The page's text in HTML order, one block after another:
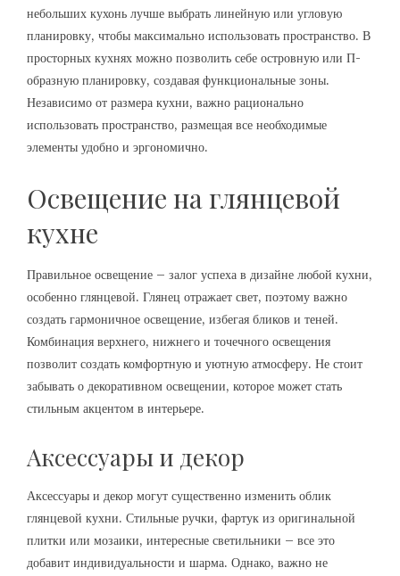
небольших кухонь лучше выбрать линейную или угловую
планировку, чтобы максимально использовать пространство. В
просторных кухнях можно позволить себе островную или П-
образную планировку, создавая функциональные зоны.
Независимо от размера кухни, важно рационально
использовать пространство, размещая все необходимые
элементы удобно и эргономично.
Освещение на глянцевой
кухне
Правильное освещение – залог успеха в дизайне любой кухни,
особенно глянцевой. Глянец отражает свет, поэтому важно
создать гармоничное освещение, избегая бликов и теней.
Комбинация верхнего, нижнего и точечного освещения
позволит создать комфортную и уютную атмосферу. Не стоит
забывать о декоративном освещении, которое может стать
стильным акцентом в интерьере.
Аксессуары и декор
Аксессуары и декор могут существенно изменить облик
глянцевой кухни. Стильные ручки, фартук из оригинальной
плитки или мозаики, интересные светильники – все это
добавит индивидуальности и шарма. Однако, важно не